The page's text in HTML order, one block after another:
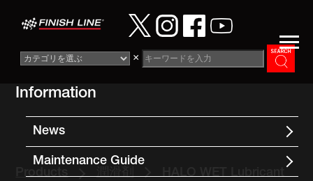
×
Information
News
Maintenance Guide
Products 潤滑剤 HALO WET Lubricant